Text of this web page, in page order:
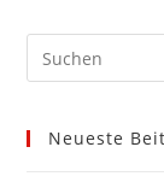
Neueste